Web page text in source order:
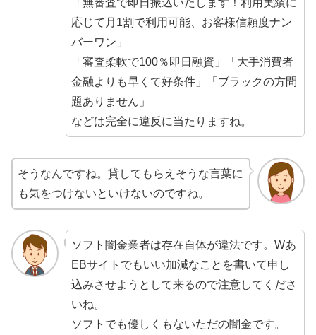
応じて月1割で利用可能、お客様信頼度ナン
バーワン」
「審査柔軟で100％即日融資」「大手消費者
金融よりも早くて好条件」「ブラックの方問
題ありません」
などは完全に違反に当たりますね。
そうなんですね。貸してもらえそうな言葉に
も気をつけないといけないのですね。
ソフト闇金業者は存在自体が違法です。Wあ
EBサイトでもいい加減なことを書いて申し
込みさせようとして来るので注意してくださ
いね。
ソフトでも優しくもないただの闇金です。